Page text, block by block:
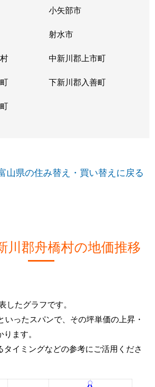
小矢部市
射水市
中新川郡上市町
下新川郡入善町
山県の住み替え・買い替えに戻る
川郡舟橋村の地価推移
したグラフです。
いったスパンで、その坪単価の上昇・
ます。
タイミングなどの参考にご活用くださ